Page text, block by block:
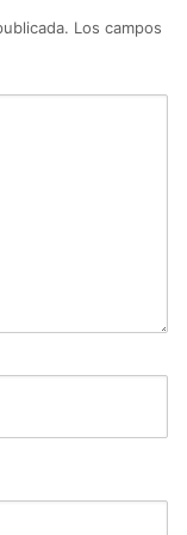
Los campos